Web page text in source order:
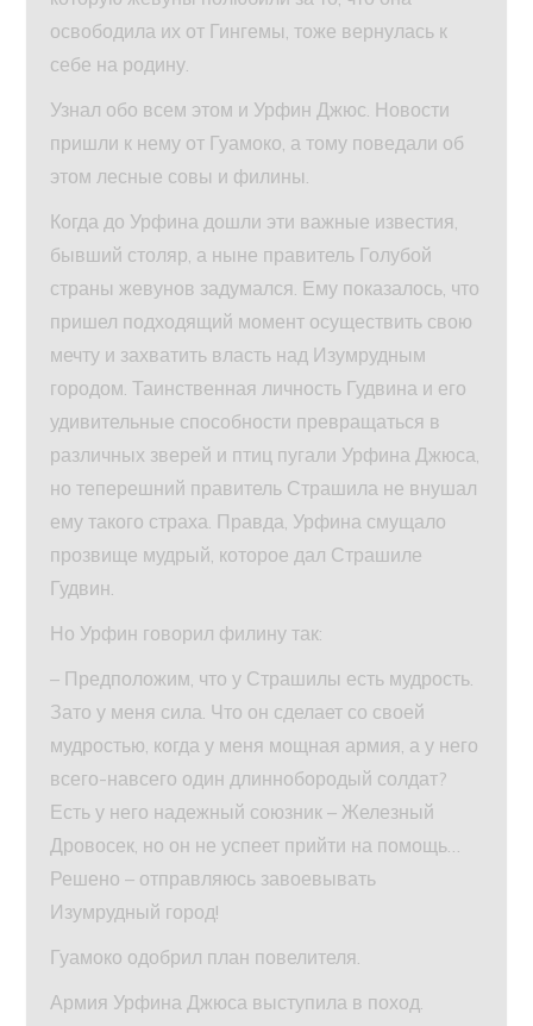
освободила их от Гингемы, тоже вернулась к
себе на родину.
Узнал обо всем этом и Урфин Джюс. Новости
пришли к нему от Гуамоко, а тому поведали об
этом лесные совы и филины.
Когда до Урфина дошли эти важные известия,
бывший столяр, а ныне правитель Голубой
страны жевунов задумался. Ему показалось, что
пришел подходящий момент осуществить свою
мечту и захватить власть над Изумрудным
городом. Таинственная личность Гудвина и его
удивительные способности превращаться в
различных зверей и птиц пугали Урфина Джюса,
но теперешний правитель Страшила не внушал
ему такого страха. Правда, Урфина смущало
прозвище мудрый, которое дал Страшиле
Гудвин.
Но Урфин говорил филину так:
– Предположим, что у Страшилы есть мудрость.
Зато у меня сила. Что он сделает со своей
мудростью, когда у меня мощная армия, а у него
всего-навсего один длиннобородый солдат?
Есть у него надежный союзник – Железный
Дровосек, но он не успеет прийти на помощь…
Решено – отправляюсь завоевывать
Изумрудный город!
Гуамоко одобрил план повелителя.
Армия Урфина Джюса выступила в поход.